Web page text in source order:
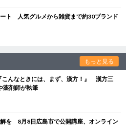
ト 人気グルメから雑貨まで約30ブランド
もっと見る
こんなときには、まず、漢方！』 漢方三
薬剤師が執筆
を 8月8日広島市で公開講座、オンライン